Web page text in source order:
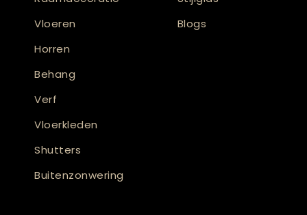
Vloeren
Horren
Behang
Verf
Vloerkleden
Shutters
Buitenzonwering
Blogs